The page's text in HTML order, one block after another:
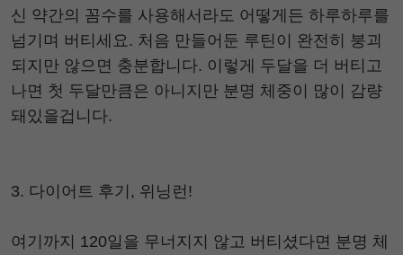
신 약간의 꼼수를 사용해서라도 어떻게든 하루하루를
넘기며 버티세요. 처음 만들어둔 루틴이 완전히 붕괴
되지만 않으면 충분합니다. 이렇게 두달을 더 버티고
나면 첫 두달만큼은 아니지만 분명 체중이 많이 감량
돼있을겁니다.
3. 다이어트 후기, 위닝런!
여기까지 120일을 무너지지 않고 버티셨다면 분명 체